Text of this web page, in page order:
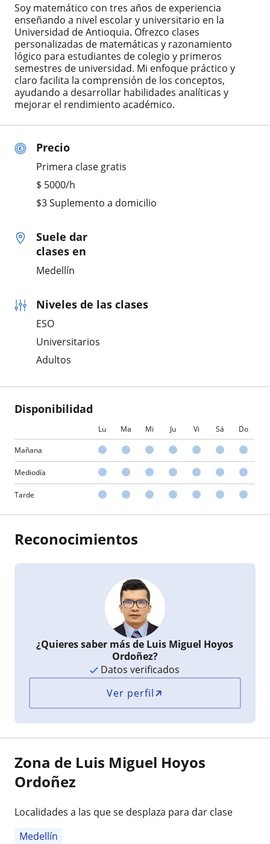
Precio
Primera clase gratis
$ 5000/h
$3 Suplemento a domicilio
Suele dar
clases en
Medellín
Niveles de las clases
ESO
Universitarios
Adultos
Disponibilidad
Lu Ma Mi Ju Vi Sá Do
Mañana
Mediodía
Tarde
Soy matemático con tres años de experiencia
enseñando a nivel escolar y universitario en la
Universidad de Antioquia. Ofrezco clases
personalizadas de matemáticas y razonamiento
lógico para estudiantes de colegio y primeros
semestres de universidad. Mi enfoque práctico y
claro facilita la comprensión de los conceptos,
ayudando a desarrollar habilidades analíticas y
mejorar el rendimiento académico.
Reconocimientos
¿Quieres saber más de Luis Miguel Hoyos
Ordoñez?
Datos verificados
Ver perfil
Zona de Luis Miguel Hoyos
Ordoñez
Localidades a las que se desplaza para dar clase
Medellín